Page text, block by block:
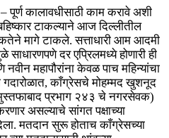
कालावधीसाठी काम करावे अशी
टाकल्याने आज दिल्लीतील
मागे टाकले. सत्ताधारी आम आदमी
साधारणपणे दर एप्रिलमध्ये होणारी ही
महापौरांना केवळ पाच महिन्यांचा
गदारोळात, काँग्रेसचे मोहम्मद खुशनूद
प्रभाग २४३ चे नगरसेवक)
असल्याचे सांगत पक्षाच्या
मतदान सुरू होताच काँग्रेसच्या